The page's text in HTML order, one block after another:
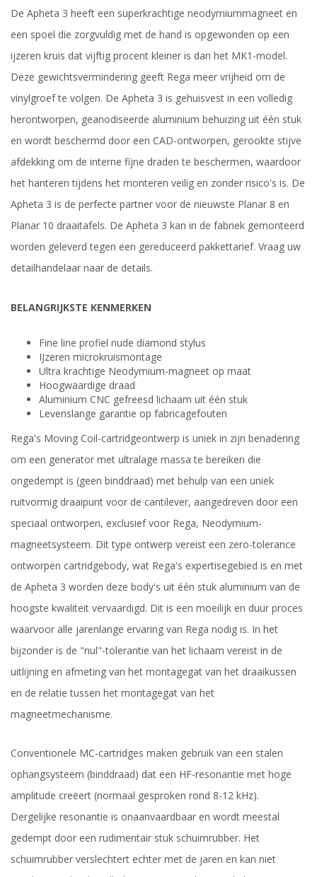
De Apheta 3 heeft een superkrachtige neodymiummagneet en
een spoel die zorgvuldig met de hand is opgewonden op een
ijzeren kruis dat vijftig procent kleiner is dan het MK1-model.
Deze gewichtsvermindering geeft Rega meer vrijheid om de
vinylgroef te volgen. De Apheta 3 is gehuisvest in een volledig
herontworpen, geanodiseerde aluminium behuizing uit één stuk
en wordt beschermd door een CAD-ontworpen, gerookte stijve
afdekking om de interne fijne draden te beschermen, waardoor
het hanteren tijdens het monteren veilig en zonder risico's is. De
Apheta 3 is de perfecte partner voor de nieuwste Planar 8 en
Planar 10 draaitafels. De Apheta 3 kan in de fabriek gemonteerd
worden geleverd tegen een gereduceerd pakkettarief. Vraag uw
detailhandelaar naar de details.
BELANGRIJKSTE KENMERKEN
Fine line profiel nude diamond stylus
IJzeren microkruismontage
Ultra krachtige Neodymium-magneet op maat
Hoogwaardige draad
Aluminium CNC gefreesd lichaam uit één stuk
Levenslange garantie op fabricagefouten
Rega's Moving Coil-cartridgeontwerp is uniek in zijn benadering
om een generator met ultralage massa te bereiken die
ongedempt is (geen binddraad) met behulp van een uniek
ruitvormig draaipunt voor de cantilever, aangedreven door een
speciaal ontworpen, exclusief voor Rega, Neodymium-
magneetsysteem. Dit type ontwerp vereist een zero-tolerance
ontworpen cartridgebody, wat Rega's expertisegebied is en met
de Apheta 3 worden deze body's uit één stuk aluminium van de
hoogste kwaliteit vervaardigd. Dit is een moeilijk en duur proces
waarvoor alle jarenlange ervaring van Rega nodig is. In het
bijzonder is de "nul"-tolerantie van het lichaam vereist in de
uitlijning en afmeting van het montagegat van het draaikussen
en de relatie tussen het montagegat van het
magneetmechanisme.
Conventionele MC-cartridges maken gebruik van een stalen
ophangsysteem (binddraad) dat een HF-resonantie met hoge
amplitude creëert (normaal gesproken rond 8-12 kHz).
Dergelijke resonantie is onaanvaardbaar en wordt meestal
gedempt door een rudimentair stuk schuimrubber. Het
schuimrubber verslechtert echter met de jaren en kan niet